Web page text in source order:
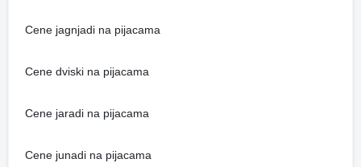
Cene jagnjadi na pijacama
Cene dviski na pijacama
Cene jaradi na pijacama
Cene junadi na pijacama